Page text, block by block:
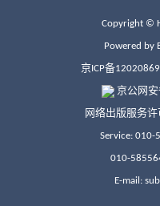
Copyright ©
Powered by
京ICP备
京公网安
网络出版服务
Service: 010-
010-
E-mail: